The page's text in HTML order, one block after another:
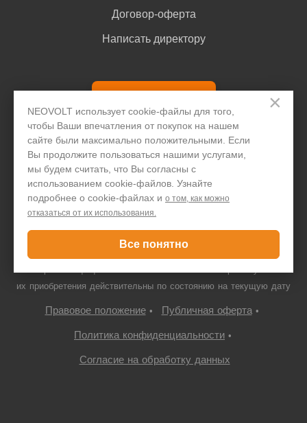
×
NEOVOLT использует cookie-файлы для того,
чтобы Ваши впечатления от покупок на нашем
сайте были максимально положительными. Если
Вы продолжите пользоваться нашими услугами,
мы будем считать, что Вы согласны с
использованием cookie-файлов. Узнайте
подробнее о cookie-файлах и о том, как можно
отказаться от их использования.
Все понятно
Договор-оферта
Написать директору
+7 495 646 1257
Только для юридических лиц
© ООО "ПДА ПАРТ" 2008-
7719667766/772201001, 109052 г. Москва, Автомобильный проезд,
их приобретения действительны по состоянию на текущую дату
Правовое положение• Публичная оферта•
Политика конфиденциальности •
Согласие на обработку данных